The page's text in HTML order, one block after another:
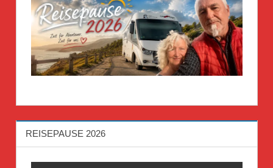
REISEPAUSE 2026